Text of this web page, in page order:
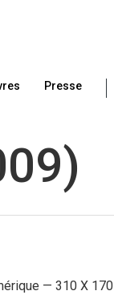
Presse
— 310 X 170